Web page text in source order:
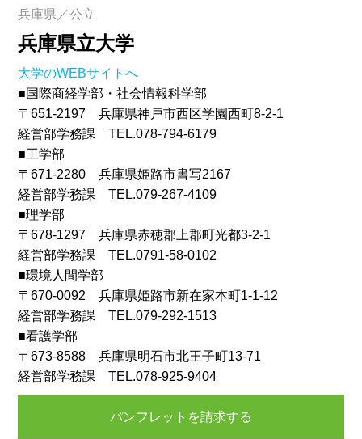
兵庫県／公立
兵庫県立大学
大学のWEBサイトへ
■国際商経学部・社会情報科学部
〒651-2197 兵庫県神戸市西区学園西町8-2-1
経営部学務課 TEL.078-794-6179
■工学部
〒671-2280 兵庫県姫路市書写2167
経営部学務課 TEL.079-267-4109
■理学部
〒678-1297 兵庫県赤穂郡上郡町光都3-2-1
経営部学務課 TEL.0791-58-0102
■環境人間学部
〒670-0092 兵庫県姫路市新在家本町1-1-12
経営部学務課 TEL.079-292-1513
■看護学部
〒673-8588 兵庫県明石市北王子町13-71
経営部学務課 TEL.078-925-9404
パンフレットを請求する